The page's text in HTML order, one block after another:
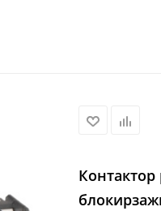
Контактор